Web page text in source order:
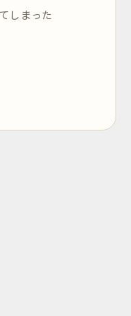
しまった